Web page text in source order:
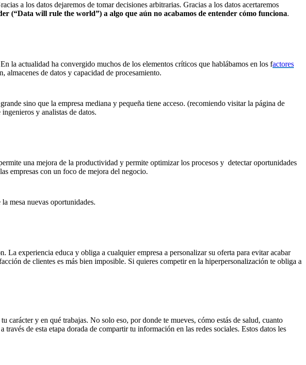
a los datos dejaremos de tomar decisiones arbitrarias. Gracias a los datos acertaremos
(“Data will rule the world”) a algo que aún no acabamos de entender cómo funciona.
la actualidad ha convergido muchos de los elementos críticos que hablábamos en los factores
almacenes de datos y capacidad de procesamiento.
sino que la empresa mediana y pequeña tiene acceso. (recomiendo visitar la página de
y analistas de datos.
una mejora de la productividad y permite optimizar los procesos y detectar oportunidades
empresas con un foco de mejora del negocio.
mesa nuevas oportunidades.
experiencia educa y obliga a cualquier empresa a personalizar su oferta para evitar acabar
de clientes es más bien imposible. Si quieres competir en la hiperpersonalización te obliga a
carácter y en qué trabajas. No solo eso, por donde te mueves, cómo estás de salud, cuanto
de esta etapa dorada de compartir tu información en las redes sociales. Estos datos les